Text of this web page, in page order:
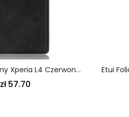
Flip Kotelot Sony Xperia L4 Czerwony Czarny Stylizowany Efekt Skóry W Stylu Vintage
zł 57.70